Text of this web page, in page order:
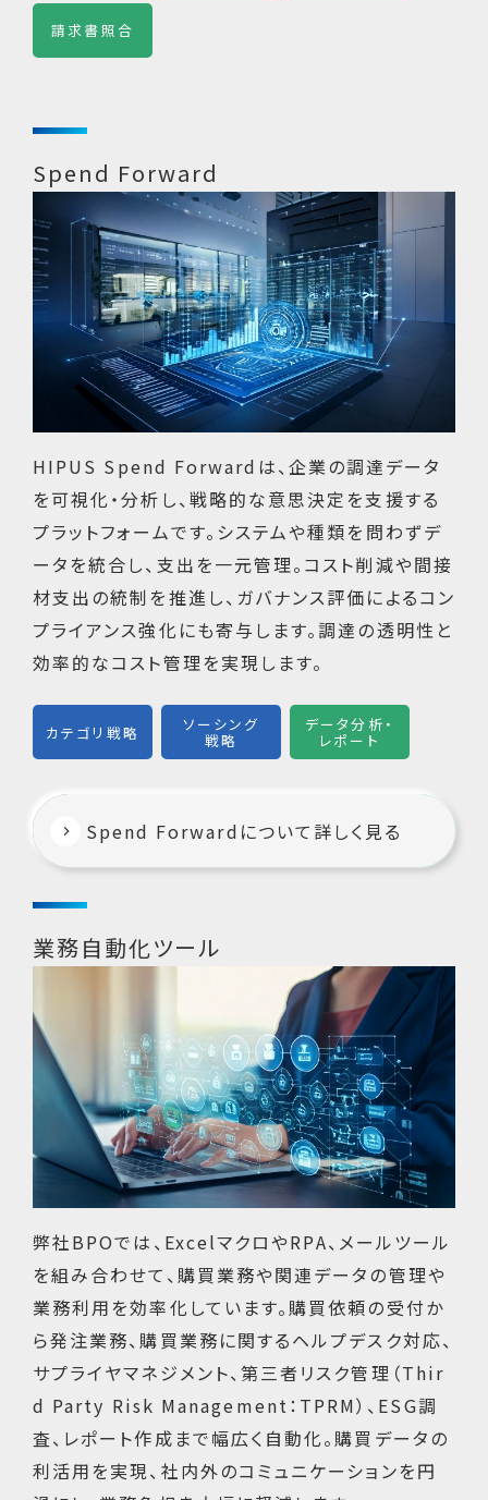
請求書照合
Spend Forward
HIPUS Spend Forwardは、企業の調達データ
を可視化・分析し、戦略的な意思決定を支援する
プラットフォームです。システムや種類を問わずデ
ータを統合し、支出を一元管理。コスト削減や間接
材支出の統制を推進し、ガバナンス評価によるコン
プライアンス強化にも寄与します。調達の透明性と
効率的なコスト管理を実現します。
カテゴリ戦略 ソーシング
戦略
データ分析・
レポート
Spend Forwardについて詳しく見る
業務自動化ツール
弊社BPOでは、ExcelマクロやRPA、メールツール
を組み合わせて、購買業務や関連データの管理や
業務利用を効率化しています。購買依頼の受付か
ら発注業務、購買業務に関するヘルプデスク対応、
サプライヤマネジメント、第三者リスク管理（Thir
d Party Risk Management：TPRM）、ESG調
査、レポート作成まで幅広く自動化。購買データの
利活用を実現、社内外のコミュニケーションを円